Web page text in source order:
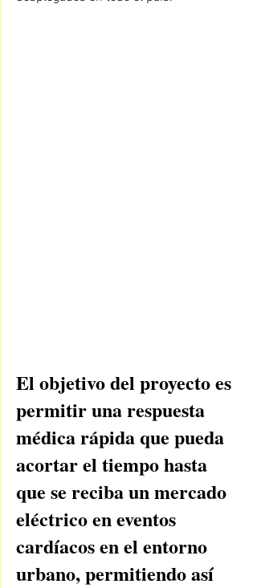
El objetivo del proyecto es
permitir una respuesta
médica rápida que pueda
acortar el tiempo hasta
que se reciba un mercado
eléctrico en eventos
cardíacos en el entorno
urbano, permitiendo así